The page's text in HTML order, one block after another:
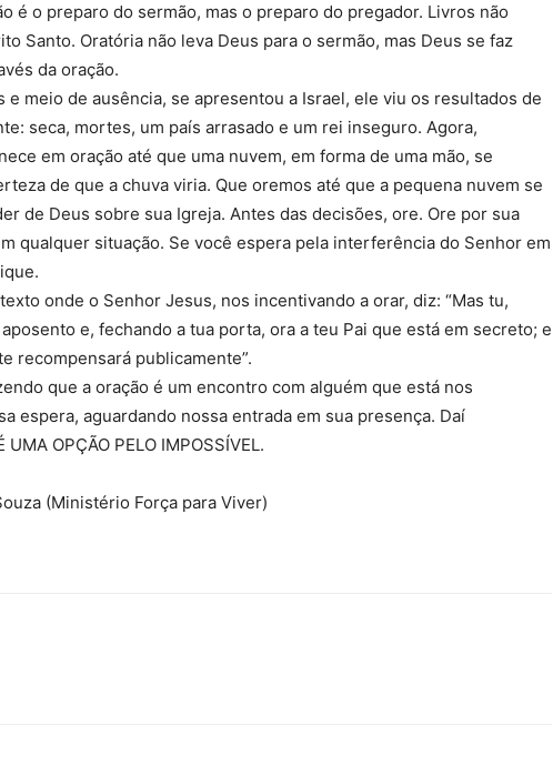
é o preparo do sermão, mas o preparo do pregador. Livros não
Santo. Oratória não leva Deus para o sermão, mas Deus se faz
da oração.
e meio de ausência, se apresentou a Israel, ele viu os resultados de
seca, mortes, um país arrasado e um rei inseguro. Agora,
em oração até que uma nuvem, em forma de uma mão, se
de que a chuva viria. Que oremos até que a pequena nuvem se
de Deus sobre sua Igreja. Antes das decisões, ore. Ore por sua
qualquer situação. Se você espera pela interferência do Senhor em
onde o Senhor Jesus, nos incentivando a orar, diz: “Mas tu,
e, fechando a tua porta, ora a teu Pai que está em secreto; e
recompensará publicamente”.
que a oração é um encontro com alguém que está nos
espera, aguardando nossa entrada em sua presença. Daí
OPÇÃO PELO IMPOSSÍVEL.
(Ministério Força para Viver)